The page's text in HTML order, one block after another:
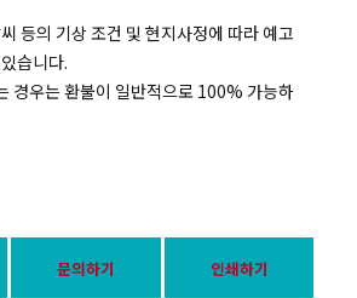
등의 기상 조건 및 현지사정에 따라 예고
습니다.
경우는 환불이 일반적으로 100% 가능하
문의하기 인쇄하기